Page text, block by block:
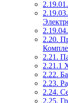
2.20.
2.21.
2.21.1
2.22.
2.23.
2.24.
2.25.